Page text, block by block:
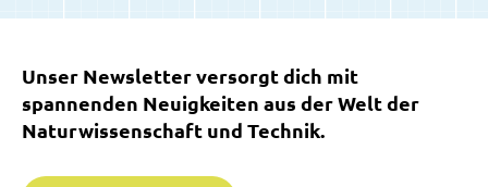
Unser Newsletter versorgt dich mit
spannenden Neuigkeiten aus der Welt der
Naturwissenschaft und Technik.